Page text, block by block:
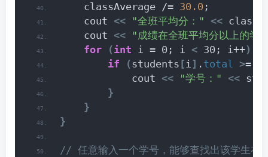
    classAverage /=
30.0 ;
    cout
<< "全班平均分：" <<
    cout
<< "成绩在全班平均分以上的学
for
(int i = 0; i < 30; i++)
if
(students [i] . total >=
            cout
<< "学号：" <<
}
}
}
// 任意输入一个学号，能够查找出该学生在